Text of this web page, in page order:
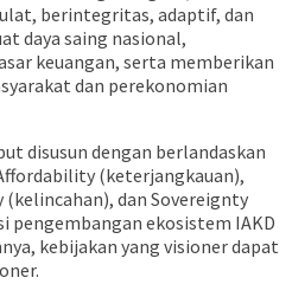
berintegritas, adaptif, dan
daya saing nasional,
keuangan, serta memberikan
dan perekonomian
disusun dengan berlandaskan
(keterjangkauan),
dan Sovereignty
pengembangan ekosistem IAKD
kebijakan yang visioner dapat